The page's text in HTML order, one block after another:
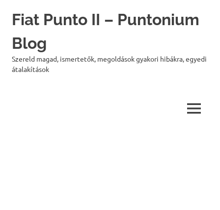
Fiat Punto II – Puntonium
Blog
Szereld magad, ismertetők, megoldások gyakori hibákra, egyedi
átalakítások
MENU